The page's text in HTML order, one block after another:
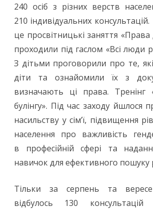
240 осіб з різних верств
210 індивідуальних
це просвітницькі заняття
проходили під гаслом «Всі люди
З дітьми проговорили про те,
діти та ознайомили їх з
визначають ці права. Тренінг
булінгу». Під час заходу йшлося
насильству у сім’ї, підвищення
населення про важливість
в професійній сфері та
навичок для ефективного пошуку
Тільки за серпень та
відбулось 130 консультацій